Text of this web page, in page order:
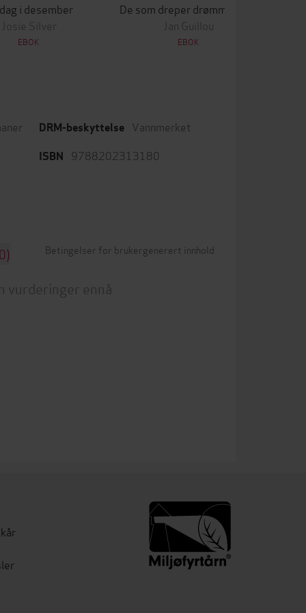
i desember
Josie Silver
EBOK
Jan Guillou
EBOK
DRM-beskyttelse Vannmerket
ISBN 9788202313180
Betingelser for brukergenerert innhold
vurderinger ennå